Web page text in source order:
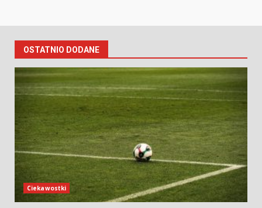
OSTATNIO DODANE
Ciekawostki